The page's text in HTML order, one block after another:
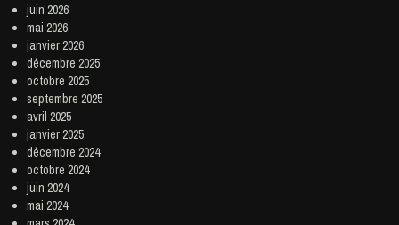
juin 2026
mai 2026
janvier 2026
décembre 2025
octobre 2025
septembre 2025
avril 2025
janvier 2025
décembre 2024
octobre 2024
juin 2024
mai 2024